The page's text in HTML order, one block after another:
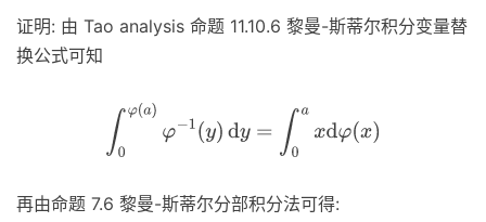
证明: 由 Tao analysis 命题 11.10.6 黎曼-斯蒂尔积分变量替
换公式可知
∫0φ φ − ( ) axd (
再由命题 7.6 黎曼-斯蒂尔分部积分法可得: